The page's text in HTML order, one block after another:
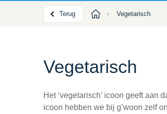
Terug › Vegetarisch
Vegetarisch
Het ‘vegetarisch’ icoon geeft aan
icoon hebben we bij g’woon zelf